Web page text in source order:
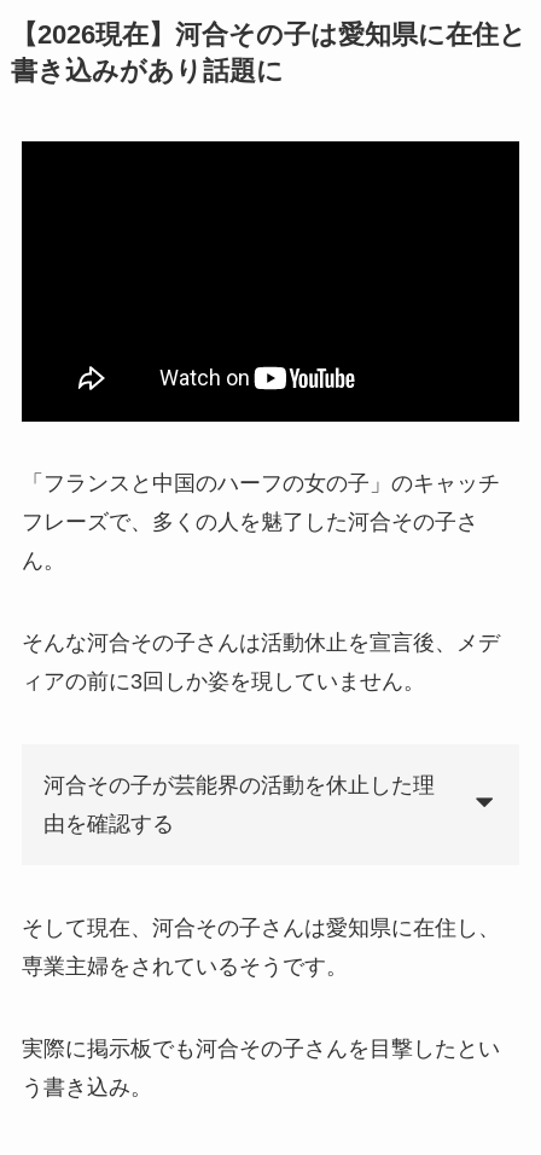
【2026現在】河合その子は愛知県に在住と
書き込みがあり話題に
「フランスと中国のハーフの女の子」のキャッチ
フレーズで、多くの人を魅了した河合その子さ
ん。
そんな河合その子さんは活動休止を宣言後、メデ
ィアの前に3回しか姿を現していません。
河合その子が芸能界の活動を休止した理
由を確認する
そして現在、河合その子さんは愛知県に在住し、
専業主婦をされているそうです。
実際に掲示板でも河合その子さんを目撃したとい
う書き込み。